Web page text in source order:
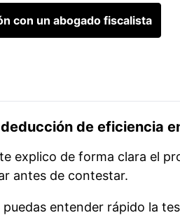
con un abogado fiscalista
de eficiencia
explico de forma clara el
antes de contestar.
puedas entender rápido la